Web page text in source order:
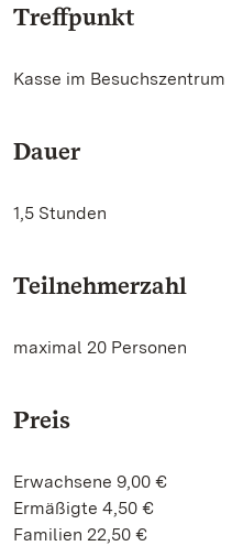
Treffpunkt
Kasse im Besuchszentrum
Dauer
1,5 Stunden
Teilnehmerzahl
maximal 20 Personen
Preis
Erwachsene 9,00 €
Ermäßigte 4,50 €
Familien 22,50 €